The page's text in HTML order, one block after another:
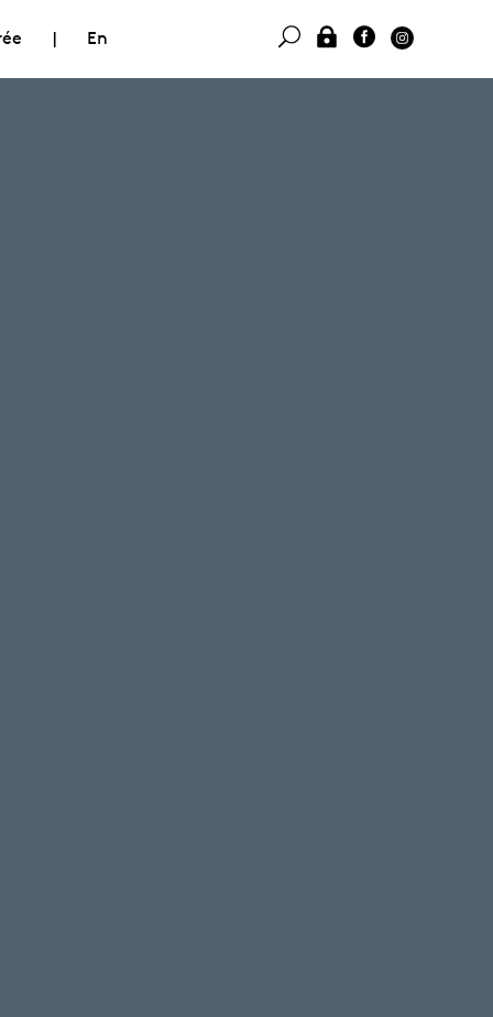
| En